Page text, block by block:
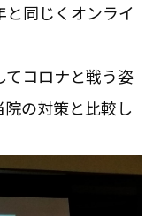
同じくオンライ
コロナと戦う姿
の対策と比較し